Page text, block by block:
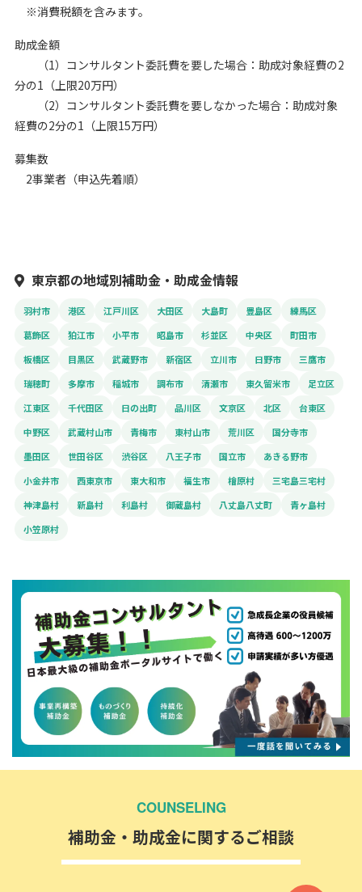
※消費税額を含みます。
助成金額
（1）コンサルタント委託費を要した場合：助成対象経費の2
分の1（上限20万円）
（2）コンサルタント委託費を要しなかった場合：助成対象
経費の2分の1（上限15万円）
募集数
2事業者（申込先着順）
東京都の地域別補助金・助成金情報
羽村市 港区 江戸川区 大田区 大島町 豊島区
練馬区
葛飾区
狛江市 小平市 昭島市 杉並区 中央区
町田市
板橋区
目黒区 武蔵野市 新宿区 立川市 日野市
三鷹市
瑞穂町
多摩市 稲城市 調布市 清瀬市 東久留米市
足立区
江東区
千代田区 日の出町 品川区 文京区 北区
台東区
中野区
武蔵村山市 青梅市 東村山市 荒川区
国分寺市
墨田区
世田谷区 渋谷区 八王子市 国立市
あきる野市
小金井市
西東京市 東大和市 福生市 檜原村
三宅島三宅村
神津島村
新島村 利島村 御蔵島村 八丈島八丈町
青ヶ島村
小笠原村
COUNSELING
補助金・助成金に関するご相談